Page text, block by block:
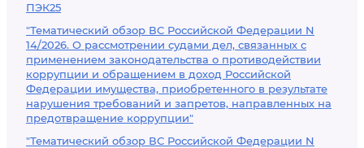
ПЭК25
"Тематический обзор ВС Российской Федерации N
14/2026. О рассмотрении судами дел, связанных с
применением законодательства о противодействии
коррупции и обращением в доход Российской
Федерации имущества, приобретенного в результате
нарушения требований и запретов, направленных на
предотвращение коррупции"
"Тематический обзор ВС Российской Федерации N